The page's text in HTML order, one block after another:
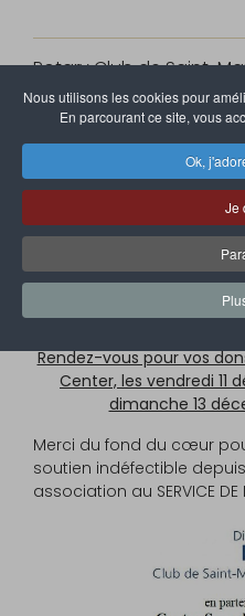
Nous utilisons les cookies pour
En parcourant ce site, vous
Ok,
Je
Rotary Club de Saint-
10 Décembre 2020
Une fois de plus, le
souhaite venir en aide
au confinement et à la
notre île.
Cette action de collecte
réalisée en partenariat
(Centre Symphorien
familles en détresse sur
Rendez-vous pour vos
Center, les vendredi 11
dimanche 13
Merci du fond du cœur
soutien indéfectible
association au SERVICE DE